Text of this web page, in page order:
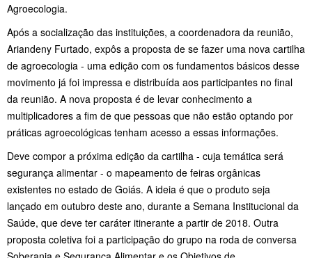
Agroecologia.
Após a socialização das instituições, a coordenadora da reunião,
Ariandeny Furtado, expôs a proposta de se fazer uma nova cartilha
de agroecologia - uma edição com os fundamentos básicos desse
movimento já foi impressa e distribuída aos participantes no final
da reunião. A nova proposta é de levar conhecimento a
multiplicadores a fim de que pessoas que não estão optando por
práticas agroecológicas tenham acesso a essas informações.
Deve compor a próxima edição da cartilha - cuja temática será
segurança alimentar - o mapeamento de feiras orgânicas
existentes no estado de Goiás. A ideia é que o produto seja
lançado em outubro deste ano, durante a Semana Institucional da
Saúde, que deve ter caráter itinerante a partir de 2018. Outra
proposta coletiva foi a participação do grupo na roda de conversa